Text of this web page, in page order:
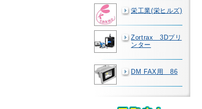
栄工業(栄ヒルズ)
Zortrax 3Dプリ
ンター
DM FAX用 86